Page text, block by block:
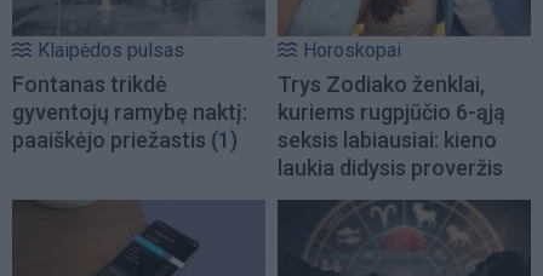
Klaipėdos pulsas
Fontanas trikdė
gyventojų ramybę naktį:
paaiškėjo priežastis (1)
Horoskopai
Trys Zodiako ženklai,
kuriems rugpjūčio 6-ąją
seksis labiausiai: kieno
laukia didysis proveržis